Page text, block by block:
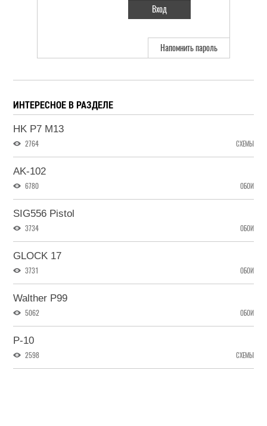
Напомнить пароль
ИНТЕРЕСНОЕ В РАЗДЕЛЕ
HK P7 M13
2764 СХЕМЫ
AK-102
6780 ОБОИ
SIG556 Pistol
3734 ОБОИ
GLOCK 17
3731 ОБОИ
Walther P99
5062 ОБОИ
P-10
2598 СХЕМЫ